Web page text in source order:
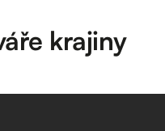
krajiny